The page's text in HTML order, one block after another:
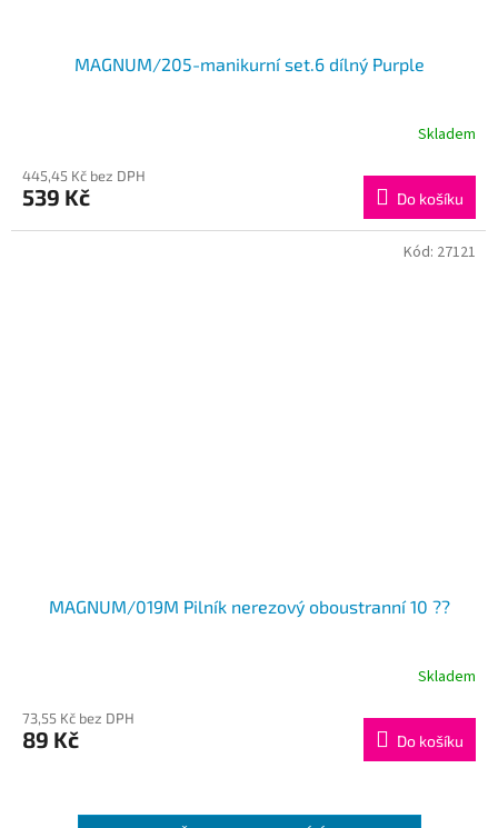
MAGNUM/205-manikurní set.6 dílný Purple
Skladem
445,45 Kč bez DPH
539 Kč Do košíku
MAGNUM/019M Pilník nerezový oboustranní 10 ??
Skladem
73,55 Kč bez DPH
89 Kč Do košíku
Kód: 27121